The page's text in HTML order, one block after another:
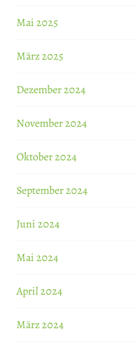
Mai 2025
März 2025
Dezember 2024
November 2024
Oktober 2024
September 2024
Juni 2024
Mai 2024
April 2024
März 2024